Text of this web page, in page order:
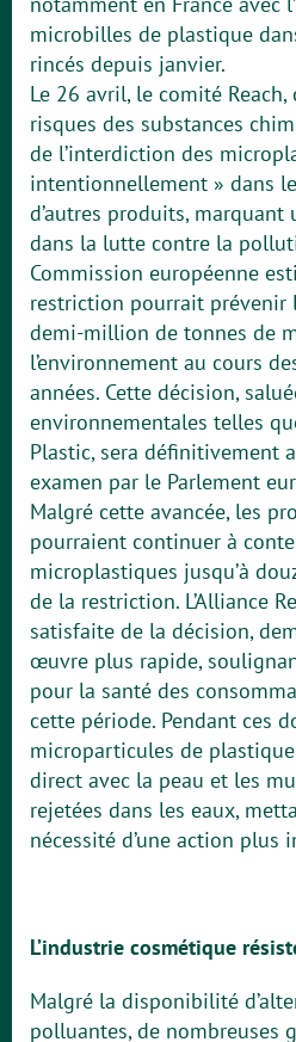
microbilles de plastique
rincés depuis janvier.
Le 26 avril, le comité Reach,
risques des substances
de l’interdiction des
intentionnellement » dans
d’autres produits,
dans la lutte contre la
Commission européenne
restriction pourrait prévenir
demi-million de tonnes de
l’environnement au cours
années. Cette décision,
environnementales telles
Plastic, sera définitivement
examen par le Parlement
Malgré cette avancée, les
pourraient continuer à
microplastiques jusqu’à
de la restriction. L’Alliance
satisfaite de la décision,
œuvre plus rapide,
pour la santé des
cette période. Pendant ces
microparticules de
direct avec la peau et les
rejetées dans les eaux,
nécessité d’une action plus
L’industrie cosmétique
Malgré la disponibilité
polluantes, de nombreuses